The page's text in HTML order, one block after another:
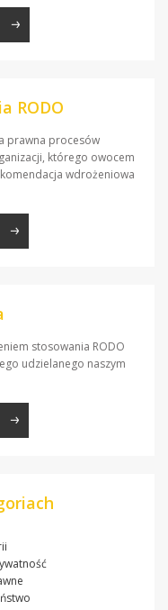
RODO
prawna procesów
którego owocem
wdrożeniowa
stosowania RODO
udzielanego naszym